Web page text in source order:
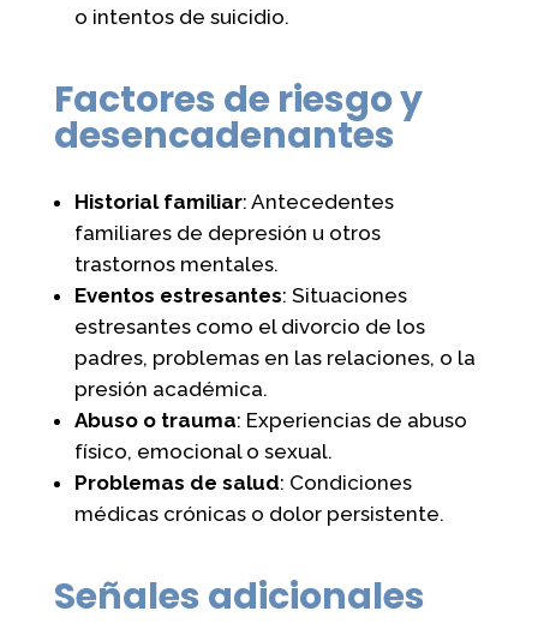
o intentos de suicidio.
Factores de riesgo y
desencadenantes
Historial familiar: Antecedentes
familiares de depresión u otros
trastornos mentales.
Eventos estresantes: Situaciones
estresantes como el divorcio de los
padres, problemas en las relaciones, o la
presión académica.
Abuso o trauma: Experiencias de abuso
físico, emocional o sexual.
Problemas de salud: Condiciones
médicas crónicas o dolor persistente.
Señales adicionales